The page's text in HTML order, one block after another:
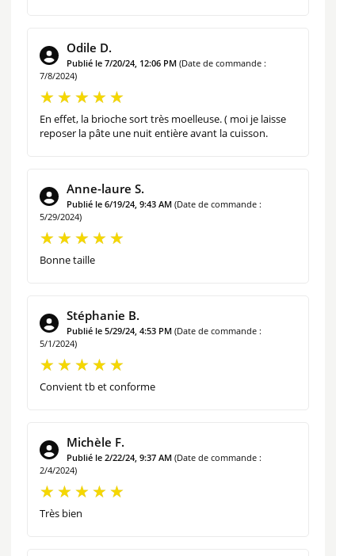
Odile D.
Publié le 7/20/24, 12:06 PM (Date de commande :
7/8/2024)
En effet, la brioche sort très moelleuse. ( moi je laisse
reposer la pâte une nuit entière avant la cuisson.
Anne-laure S.
Publié le 6/19/24, 9:43 AM (Date de commande :
5/29/2024)
Bonne taille
Stéphanie B.
Publié le 5/29/24, 4:53 PM (Date de commande :
5/1/2024)
Convient tb et conforme
Michèle F.
Publié le 2/22/24, 9:37 AM (Date de commande :
2/4/2024)
Très bien